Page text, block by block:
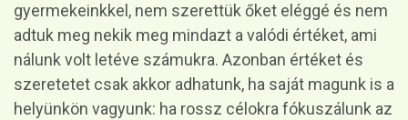
gyermekeinkkel, nem szerettük őket eléggé és nem
adtuk meg nekik meg mindazt a valódi értéket, ami
nálunk volt letéve számukra. Azonban értéket és
szeretetet csak akkor adhatunk, ha saját magunk is a
helyünkön vagyunk: ha rossz célokra fókuszálunk az